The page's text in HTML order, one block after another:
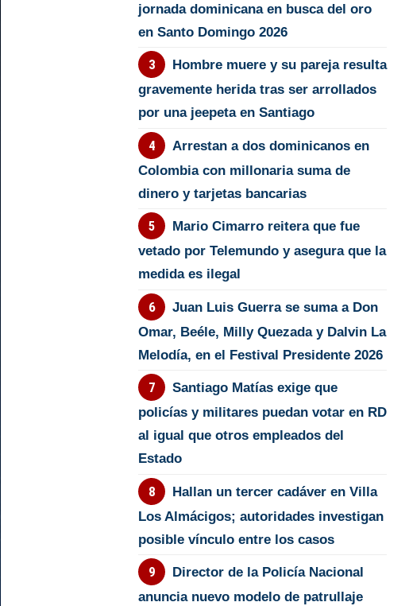
jornada dominicana en busca del oro
en Santo Domingo 2026
Hombre muere y su pareja resulta
gravemente herida tras ser arrollados
por una jeepeta en Santiago
Arrestan a dos dominicanos en
Colombia con millonaria suma de
dinero y tarjetas bancarias
Mario Cimarro reitera que fue
vetado por Telemundo y asegura que la
medida es ilegal
Juan Luis Guerra se suma a Don
Omar, Beéle, Milly Quezada y Dalvin La
Melodía, en el Festival Presidente 2026
Santiago Matías exige que
policías y militares puedan votar en RD
al igual que otros empleados del
Estado
Hallan un tercer cadáver en Villa
Los Almácigos; autoridades investigan
posible vínculo entre los casos
Director de la Policía Nacional
anuncia nuevo modelo de patrullaje